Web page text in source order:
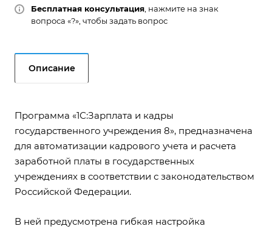
Бесплатная консультация , нажмите на знак
вопроса «?», чтобы задать вопрос
Описание
Программа «1С:Зарплата и кадры
государственного учреждения 8», предназначена
для автоматизации кадрового учета и расчета
заработной платы в государственных
учреждениях в соответствии с законодательством
Российской Федерации.
В ней предусмотрена гибкая настройка